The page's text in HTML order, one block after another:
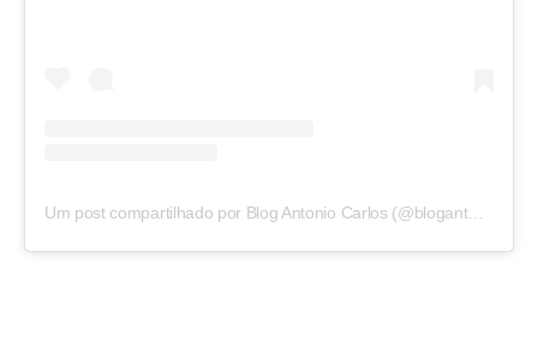
Um post compartilhado por Blog Antonio Carlos (@blogantoniocarlos)